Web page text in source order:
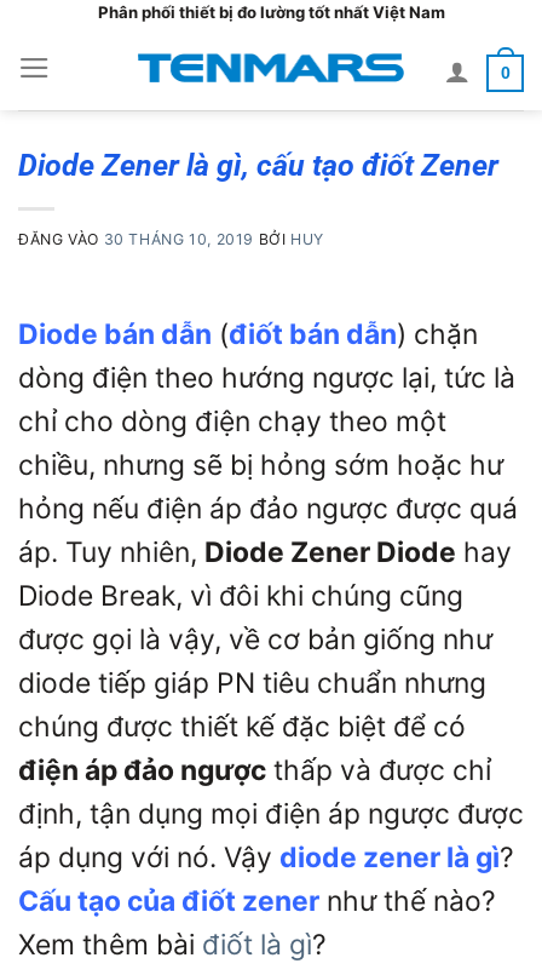
nội
dung
Phân phối thiết bị đo lường tốt nhất Việt Nam
0
Diode Zener là gì, cấu tạo điốt Zener
ĐĂNG VÀO 30 THÁNG 10, 2019 BỞI HUY
Diode bán dẫn (điốt bán dẫn) chặn
dòng điện theo hướng ngược lại, tức là
chỉ cho dòng điện chạy theo một
chiều, nhưng sẽ bị hỏng sớm hoặc hư
hỏng nếu điện áp đảo ngược được quá
áp. Tuy nhiên, Diode Zener Diode hay
Diode Break, vì đôi khi chúng cũng
được gọi là vậy, về cơ bản giống như
diode tiếp giáp PN tiêu chuẩn nhưng
chúng được thiết kế đặc biệt để có
điện áp đảo ngược thấp và được chỉ
định, tận dụng mọi điện áp ngược được
áp dụng với nó. Vậy diode zener là gì?
Cấu tạo của điốt zener như thế nào?
Xem thêm bài điốt là gì?